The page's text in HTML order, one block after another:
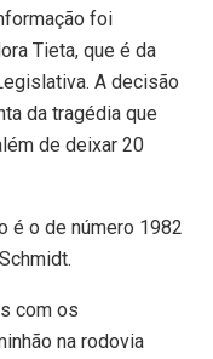
foi
Tieta, que é da
A decisão
da tragédia que
de deixar 20
é o de número 1982
com os
na rodovia